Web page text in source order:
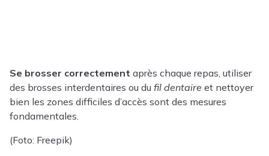
Se brosser correctement après chaque repas, utiliser
des brosses interdentaires ou du fil dentaire et nettoyer
bien les zones difficiles d’accès sont des mesures
fondamentales.
(Foto: Freepik)